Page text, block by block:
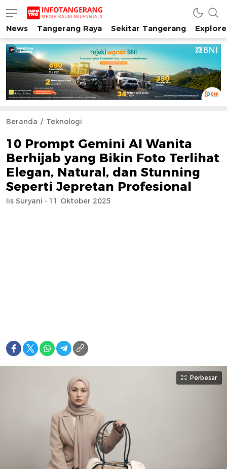
INFO TANGERANG
Media Kaum Millenials Tangerang Raya
News Tangerang Raya Sekitar Tangerang
Beranda Teknologi
10 Prompt Gemini AI Wanita
Berhijab yang Bikin Foto Terlihat
Elegan, Natural, dan Stunning
Seperti Jepretan Profesional
Iis Suryani - 11 Oktober 2025
Perbesar